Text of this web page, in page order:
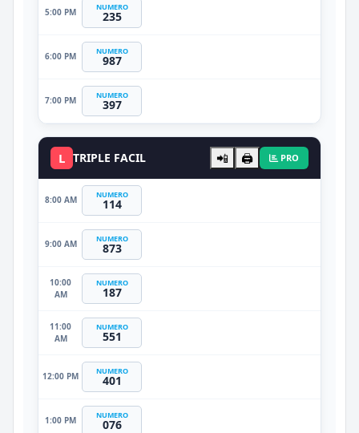
5:00 PM NUMERO
235
6:00 PM NUMERO
987
7:00 PM NUMERO
397
L TRIPLE FACIL 📲 🖨️ PRO
8:00 AM NUMERO
114
9:00 AM NUMERO
873
10:00
AM
NUMERO
187
11:00
AM
NUMERO
551
12:00 PM NUMERO
401
1:00 PM NUMERO
076